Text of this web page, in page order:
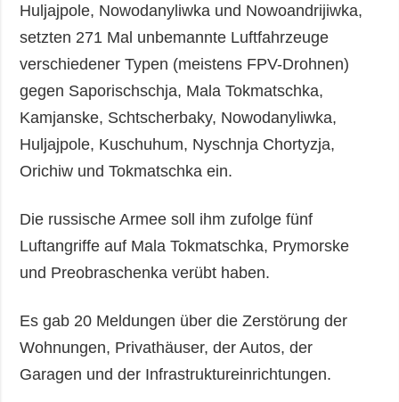
Huljajpole, Nowodanyliwka und Nowoandrijiwka,
setzten 271 Mal unbemannte Luftfahrzeuge
verschiedener Typen (meistens FPV-Drohnen)
gegen Saporischschja, Mala Tokmatschka,
Kamjanske, Schtscherbaky, Nowodanyliwka,
Huljajpole, Kuschuhum, Nyschnja Chortyzja,
Orichiw und Tokmatschka ein.
Die russische Armee soll ihm zufolge fünf
Luftangriffe auf Mala Tokmatschka, Prymorske
und Preobraschenka verübt haben.
Es gab 20 Meldungen über die Zerstörung der
Wohnungen, Privathäuser, der Autos, der
Garagen und der Infrastruktureinrichtungen.